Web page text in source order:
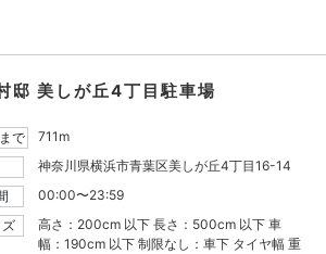
邸 美しが丘4丁目駐車場
で
711m
神奈川県横浜市青葉区美しが丘4丁目16-14
00:00〜23:59
高さ：200cm 以下 長さ：500cm 以下 車
幅：190cm 以下 制限なし：車下 タイヤ幅 重